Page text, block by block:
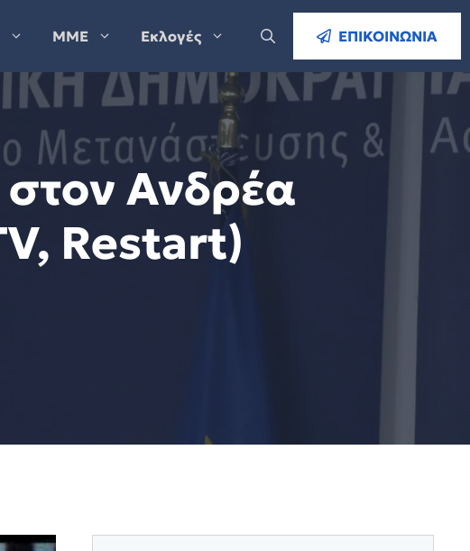
ΜΜΕ Εκλογές ΕΠΙΚΟΙΝΩΝΙΑ
Ανδρέα
Restart)